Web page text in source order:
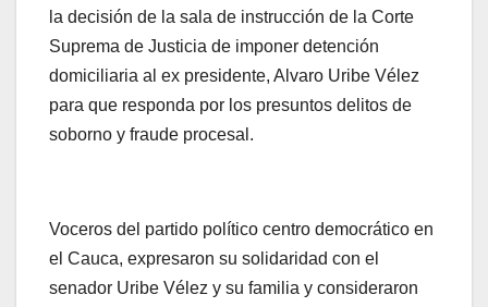
la decisión de la sala de instrucción de la Corte
Suprema de Justicia de imponer detención
domiciliaria al ex presidente, Alvaro Uribe Vélez
para que responda por los presuntos delitos de
soborno y fraude procesal.
Voceros del partido político centro democrático en
el Cauca, expresaron su solidaridad con el
senador Uribe Vélez y su familia y consideraron